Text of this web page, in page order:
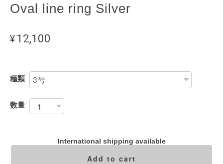
Oval line ring Silver
¥12,100
種類
数量
International shipping available
Add to cart